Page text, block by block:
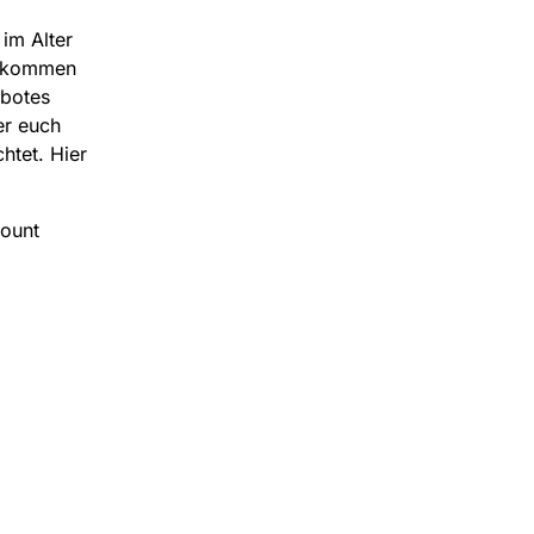
Alter
euch
Hier